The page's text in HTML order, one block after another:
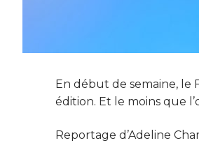
En début de semaine, le
édition. Et le moins que
Reportage d’Adeline